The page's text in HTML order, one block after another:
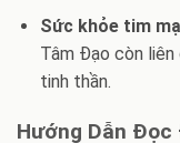
Sức khỏe tim
Tâm Đạo còn
tinh thần.
Hướng Dẫn